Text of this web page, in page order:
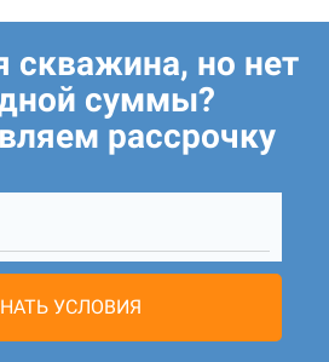
скважина, но нет
суммы?
рассрочку
УСЛОВИЯ